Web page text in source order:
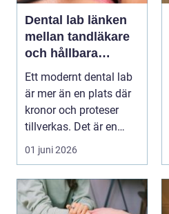
Dental lab länken
mellan tandläkare
och hållbara
leenden
Ett modernt dental lab
är mer än en plats där
kronor och proteser
tillverkas. Det är en
teknisk och ...
01 juni 2026